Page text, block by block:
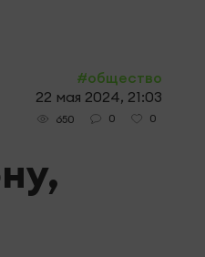
#общество
22 мая 2024, 21:03
650 0 0